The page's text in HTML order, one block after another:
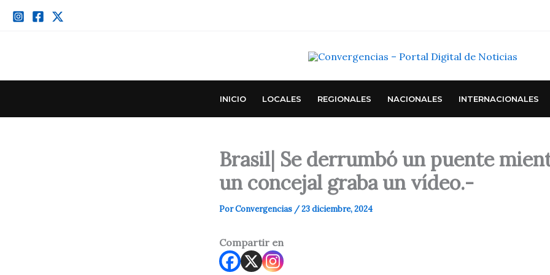
INICIO LOCALES REGIONALES NACIONALES INTERNACIONALES
Brasil| Se derrumbó un puente
un concejal graba un vídeo.-
PorConvergencias /23 diciembre, 2024
Compartir en